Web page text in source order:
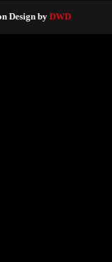
Design by DWD